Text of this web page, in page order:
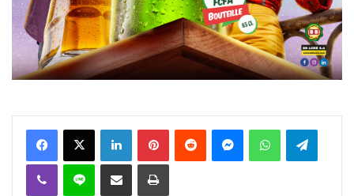
FacebookX Linkedin PinterestReddit MessengerWhatsAppTelegram
Viber Ligne Partager par email Imprimer